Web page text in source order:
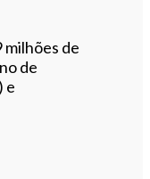
de
de
e